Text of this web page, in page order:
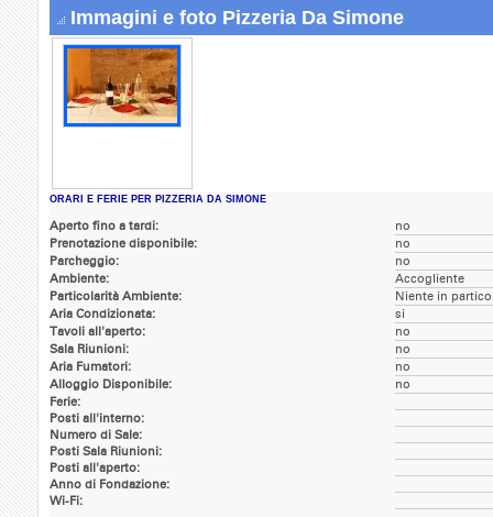
Immagini e foto Pizzeria Da Simone
ORARI E FERIE PER PIZZERIA DA SIMONE
Aperto fino a tardi:
no
Prenotazione disponibile:
no
Parcheggio:
no
Ambiente:
Accogliente
Particolarità Ambiente:
Niente in
Aria Condizionata:
si
Tavoli all'aperto:
no
Sala Riunioni:
no
Aria Fumatori:
no
Alloggio Disponibile:
no
Ferie:
Posti all'interno:
Numero di Sale:
Posti Sala Riunioni:
Posti all'aperto:
Anno di Fondazione:
Wi-Fi: